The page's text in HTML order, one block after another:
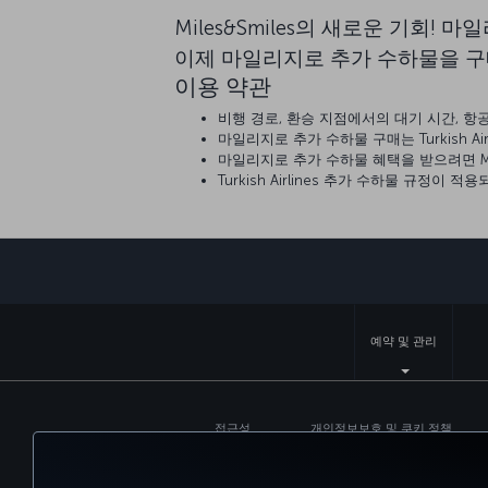
Miles&Smiles의 새로운 기회! 마
이제 마일리지로 추가 수하물을
이용 약관
비행 경로, 환승 지점에서의 대기 시간, 항
마일리지로 추가 수하물 구매는 Turkish
마일리지로 추가 수하물 혜택을 받으려면
Turkish Airlines 추가 수하물 규정이 적용
예약 및 관리
접근성 개인정보보호 및 쿠키 정책